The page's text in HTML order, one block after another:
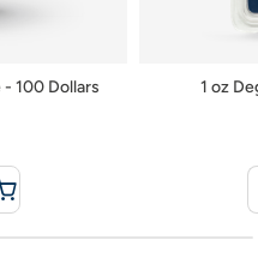
- 100 Dollars
1 oz